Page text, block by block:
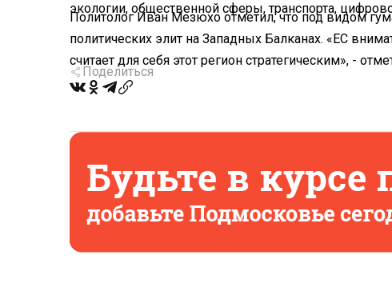
экологии, общественной сферы, транспорта,
Политолог Иван Мезюхо отметил, что под видом
политических элит на Западных Балканах. «ЕС
считает для себя этот регион стратегическим», -
Поделиться